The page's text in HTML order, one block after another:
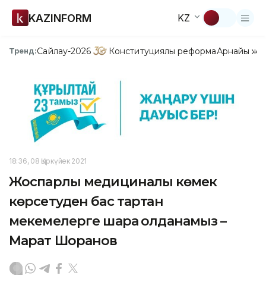
KAZINFORM KZ
Тренд:Сайлау-2026 Конституциялық реформаАрнайы
18:36, 08 Қыркүйек 2021
Жоспарлы медициналық көмек
көрсетуден бас тартқан
мекемелерге шара қолданамыз –
Марат Шоранов